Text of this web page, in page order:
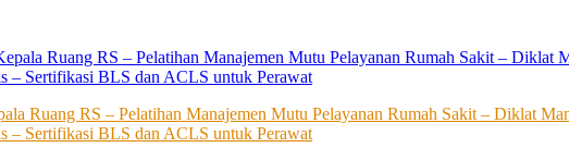
Ruang RS – Pelatihan Manajemen Mutu Pelayanan Rumah Sakit – Diklat
– Sertifikasi BLS dan ACLS untuk Perawat